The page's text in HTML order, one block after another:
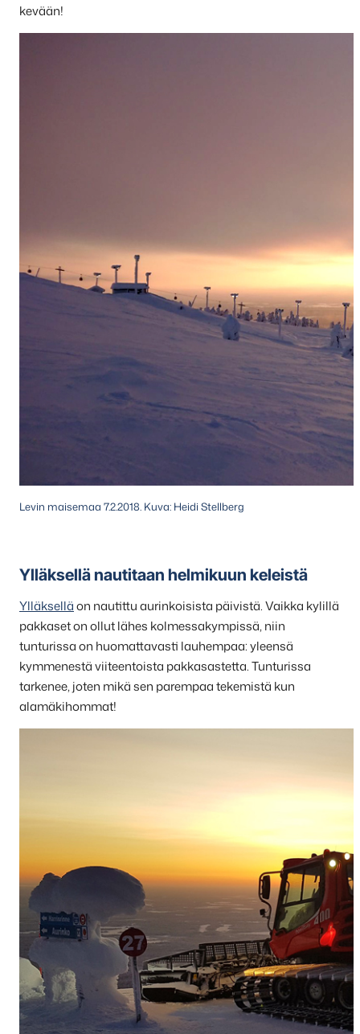
kevään!
Levin maisemaa 7.2.2018. Kuva: Heidi Stellberg
Ylläksellä nautitaan helmikuun keleistä
Ylläkselläon nautittu aurinkoisista päivistä. Vaikka kylillä
pakkaset on ollut lähes kolmessakympissä, niin
tunturissa on huomattavasti lauhempaa: yleensä
kymmenestä viiteentoista pakkasastetta. Tunturissa
tarkenee, joten mikä sen parempaa tekemistä kun
alamäkihommat!